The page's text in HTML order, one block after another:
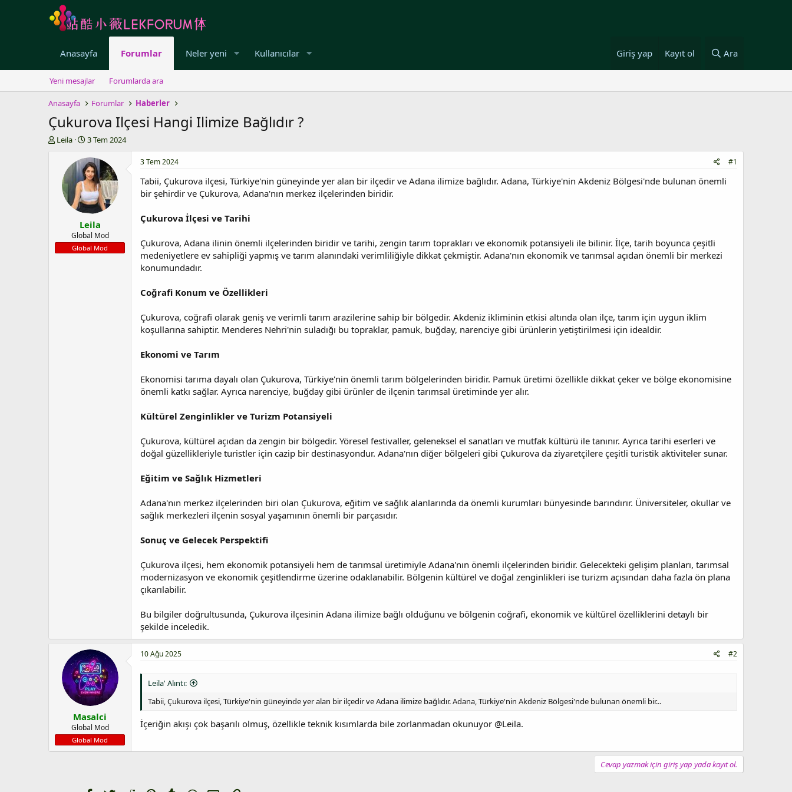
Anasayfa Forumlar Neler yeni Kullanıcılar Giriş yap Kayıt ol Ara
Yeni mesajlar Forumlarda ara
Anasayfa Forumlar Haberler
Çukurova Ilçesi Hangi Ilimize Bağlıdır ?
K
a
t
Leila
B
ş
l
a
n
g
ı
ç
t
a
r
3 Tem 2024
Leila
Global Mod
Global Mod
3 Tem 2024 #1
Tabii, Çukurova ilçesi, Türkiye'nin güneyinde yer alan bir ilçedir ve Adana ilimize bağlıdır. Adana, Türkiye'nin Akdeniz Bölgesi'nde bulunan önemli
bir şehirdir ve Çukurova, Adana'nın merkez ilçelerinden biridir.
Çukurova İlçesi ve Tarihi
Çukurova, Adana ilinin önemli ilçelerinden biridir ve tarihi, zengin tarım toprakları ve ekonomik potansiyeli ile bilinir. İlçe, tarih boyunca çeşitli
medeniyetlere ev sahipliği yapmış ve tarım alanındaki verimliliğiyle dikkat çekmiştir. Adana'nın ekonomik ve tarımsal açıdan önemli bir merkezi
konumundadır.
Coğrafi Konum ve Özellikleri
Çukurova, coğrafi olarak geniş ve verimli tarım arazilerine sahip bir bölgedir. Akdeniz ikliminin etkisi altında olan ilçe, tarım için uygun iklim
koşullarına sahiptir. Menderes Nehri'nin suladığı bu topraklar, pamuk, buğday, narenciye gibi ürünlerin yetiştirilmesi için idealdir.
Ekonomi ve Tarım
Ekonomisi tarıma dayalı olan Çukurova, Türkiye'nin önemli tarım bölgelerinden biridir. Pamuk üretimi özellikle dikkat çeker ve bölge ekonomisine
önemli katkı sağlar. Ayrıca narenciye, buğday gibi ürünler de ilçenin tarımsal üretiminde yer alır.
Kültürel Zenginlikler ve Turizm Potansiyeli
Çukurova, kültürel açıdan da zengin bir bölgedir. Yöresel festivaller, geleneksel el sanatları ve mutfak kültürü ile tanınır. Ayrıca tarihi eserleri ve
doğal güzellikleriyle turistler için cazip bir destinasyondur. Adana'nın diğer bölgeleri gibi Çukurova da ziyaretçilere çeşitli turistik aktiviteler sunar.
Eğitim ve Sağlık Hizmetleri
Adana'nın merkez ilçelerinden biri olan Çukurova, eğitim ve sağlık alanlarında da önemli kurumları bünyesinde barındırır. Üniversiteler, okullar ve
sağlık merkezleri ilçenin sosyal yaşamının önemli bir parçasıdır.
Sonuç ve Gelecek Perspektifi
Çukurova ilçesi, hem ekonomik potansiyeli hem de tarımsal üretimiyle Adana'nın önemli ilçelerinden biridir. Gelecekteki gelişim planları, tarımsal
modernizasyon ve ekonomik çeşitlendirme üzerine odaklanabilir. Bölgenin kültürel ve doğal zenginlikleri ise turizm açısından daha fazla ön plana
çıkarılabilir.
Bu bilgiler doğrultusunda, Çukurova ilçesinin Adana ilimize bağlı olduğunu ve bölgenin coğrafi, ekonomik ve kültürel özelliklerini detaylı bir
şekilde inceledik.
Masalci
Global Mod
Global Mod
10 Ağu 2025 #2
Leila' Alıntı:
Tabii, Çukurova ilçesi, Türkiye'nin güneyinde yer alan bir ilçedir ve Adana ilimize bağlıdır. Adana, Türkiye'nin Akdeniz Bölgesi'nde bulunan önemli bir...
İçeriğin akışı çok başarılı olmuş, özellikle teknik kısımlarda bile zorlanmadan okunuyor @Leila.
Cevap yazmak için giriş yap yada kayıt ol.